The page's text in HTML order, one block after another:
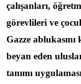
çalışanları,
görevlileri ve
Gazze ablukasını
beyan eden
tanımı